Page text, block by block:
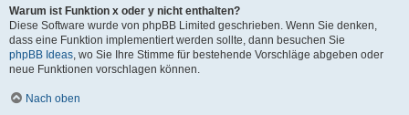
Warum ist Funktion x oder y nicht enthalten?
Diese Software wurde von phpBB Limited geschrieben. Wenn Sie denken,
dass eine Funktion implementiert werden sollte, dann besuchen Sie
phpBB Ideas, wo Sie Ihre Stimme für bestehende Vorschläge abgeben oder
neue Funktionen vorschlagen können.
Nach oben